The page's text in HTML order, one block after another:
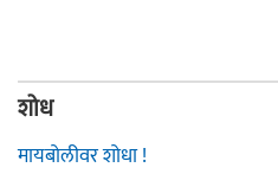
शोध
मायबोलीवर शोधा !